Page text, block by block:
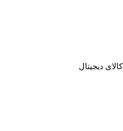
کالای دیجیتال